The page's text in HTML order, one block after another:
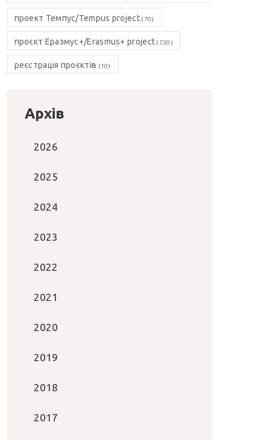
проект Темпус/Tempus project(70)
проєкт Еразмус+/Erasmus+ project (730)
реєстрація проєктів (10)
Архів
2026
2025
2024
2023
2022
2021
2020
2019
2018
2017